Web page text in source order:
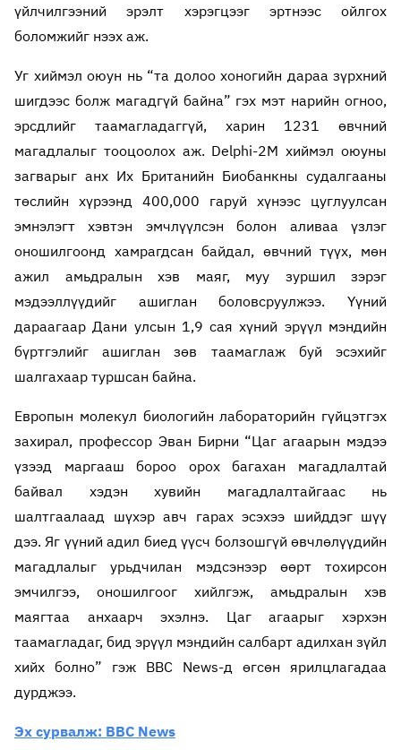
үйлчилгээний эрэлт хэрэгцээг эртнээс ойлгох
боломжийг нээх аж.
Уг хиймэл оюун нь “та долоо хоногийн дараа зүрхний
шигдээс болж магадгүй байна” гэх мэт нарийн огноо,
эрсдлийг таамагладаггүй, харин 1231 өвчний
магадлалыг тооцоолох аж. Delphi-2M хиймэл оюуны
загварыг анх Их Британийн Биобанкны судалгааны
төслийн хүрээнд 400,000 гаруй хүнээс цуглуулсан
эмнэлэгт хэвтэн эмчлүүлсэн болон аливаа үзлэг
оношилгоонд хамрагдсан байдал, өвчний түүх, мөн
ажил амьдралын хэв маяг, муу зуршил зэрэг
мэдээллүүдийг ашиглан боловсруулжээ. Үүний
дараагаар Дани улсын 1,9 сая хүний эрүүл мэндийн
бүртгэлийг ашиглан зөв таамаглаж буй эсэхийг
шалгахаар туршсан байна.
Европын молекул биологийн лабораторийн гүйцэтгэх
захирал, профессор Эван Бирни “Цаг агаарын мэдээ
үзээд маргааш бороо орох багахан магадлалтай
байвал хэдэн хувийн магадлалтайгаас нь
шалтгаалаад шүхэр авч гарах эсэхээ шийддэг шүү
дээ. Яг үүний адил биед үүсч болзошгүй өвчлөлүүдийн
магадлалыг урьдчилан мэдсэнээр өөрт тохирсон
эмчилгээ, оношилгоог хийлгэж, амьдралын хэв
маягтаа анхаарч эхэлнэ. Цаг агаарыг хэрхэн
таамагладаг, бид эрүүл мэндийн салбарт адилхан зүйл
хийх болно” гэж BBC News-д өгсөн ярилцлагадаа
дурджээ.
Эх сурвалж: BBC News